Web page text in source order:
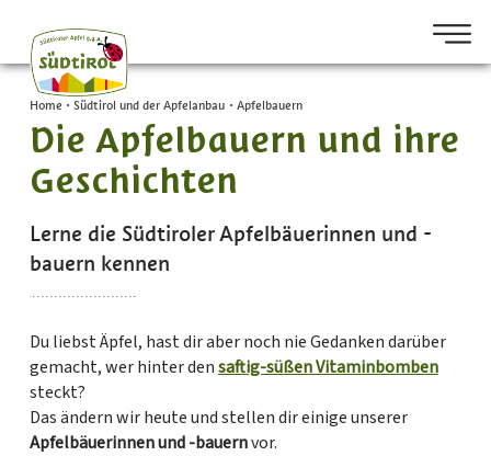
Home • Südtirol und der Apfelanbau • Apfelbauern
Die Apfelbauern und ihre
Geschichten
Lerne die Südtiroler Apfelbäuerinnen und -
bauern kennen
Du liebst Äpfel, hast dir aber noch nie Gedanken darüber
gemacht, wer hinter densaftig-süßen Vitaminbomben
steckt?
Das ändern wir heute und stellen dir einige unserer
Apfelbäuerinnen und -bauernvor.